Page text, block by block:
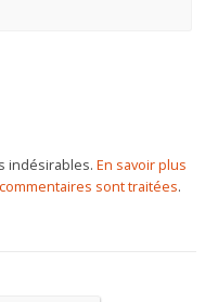
indésirables. En savoir plus
sont traitées.